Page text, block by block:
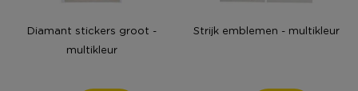
Diamant stickers groot -
multikleur
Strijk emblemen - multikleur